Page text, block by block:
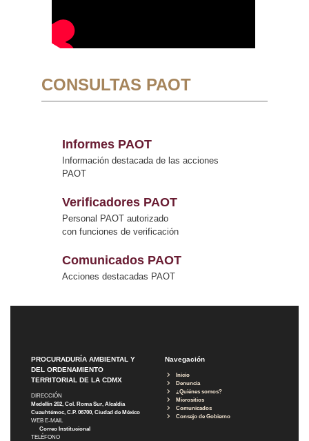
CONSULTAS PAOT
Informes PAOT
Información destacada de las acciones
PAOT
Verificadores PAOT
Personal PAOT autorizado
con funciones de verificación
Comunicados PAOT
Acciones destacadas PAOT
PROCURADURÍA AMBIENTAL Y
DEL ORDENAMIENTO
TERRITORIAL DE LA CDMX
DIRECCIÓN
Medellín 202, Col. Roma Sur, Alcaldía
Cuauhtémoc, C.P. 06700, Ciudad de México
WEB E-MAIL
Correo Institucional
TELÉFONO
Navegación
Inicio
Denuncia
¿Quiénes somos?
Micrositios
Comunicados
Consejo de Gobierno